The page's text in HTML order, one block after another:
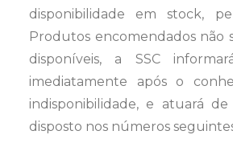
disponibilidade em stock,
Produtos encomendados não
disponíveis, a SSC
imediatamente após o
indisponibilidade, e atuará
disposto nos números